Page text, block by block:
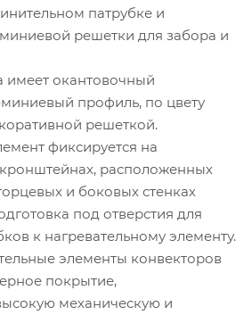
патрубке и
решетки для забора и
имеет окантовочный
профиль, по цвету
решеткой.
фиксируется на
расположенных
и боковых стенках
под отверстия для
к нагревательному элементу.
элементы конвекторов
покрытие,
механическую и